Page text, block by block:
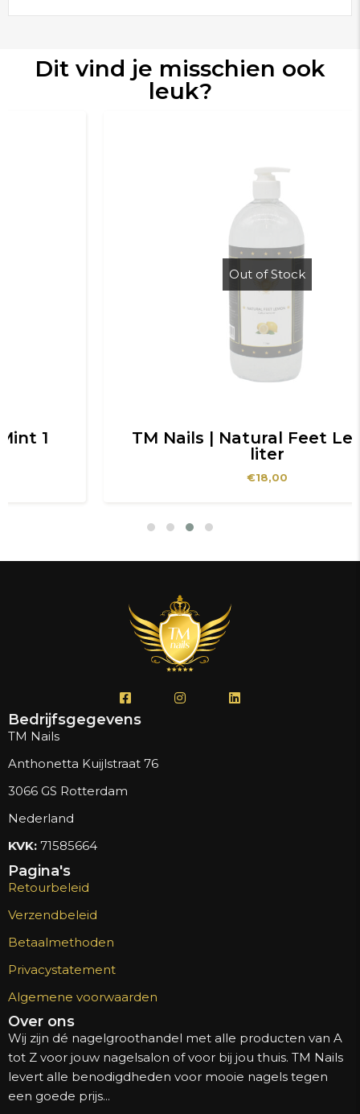
Dit vind je misschien ook
leuk?
Out of Stock
TM Nails | Natural Feet Lemon 1
Bedrijfsgegevens
TM Nails
Anthonetta Kuijlstraat 76
3066 GS Rotterdam
Nederland
KVK: 71585664
Pagina's
Retourbeleid
Verzendbeleid
Betaalmethoden
Privacystatement
Algemene voorwaarden
Over ons
Wij zijn dé nagelgroothandel met alle producten van A
tot Z voor jouw nagelsalon of voor bij jou thuis. TM Nails
levert alle benodigdheden voor mooie nagels tegen
een goede prijs...